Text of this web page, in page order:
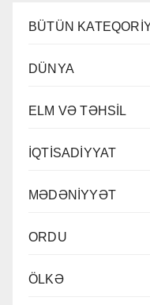
BÜTÜN
DÜNYA
ELM VƏ TƏHSİL
İQTİSADİYYAT
MƏDƏNİYYƏT
ORDU
ÖLKƏ